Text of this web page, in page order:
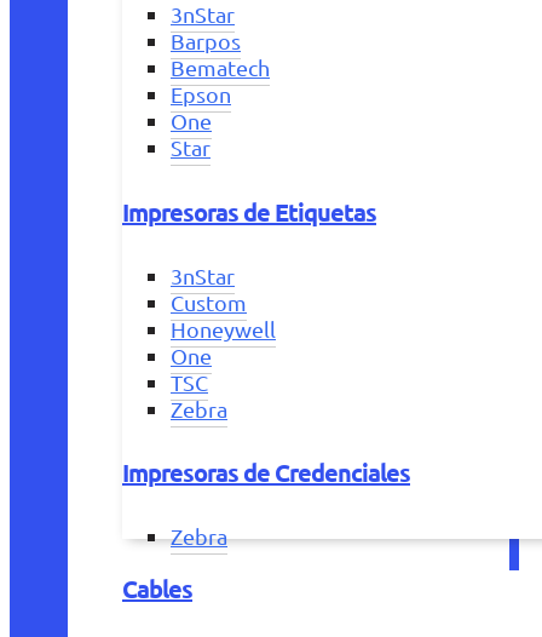
3nStar
Barpos
Bematech
Epson
One
Star
Impresoras de Etiquetas
3nStar
Custom
Honeywell
One
TSC
Zebra
Impresoras de Credenciales
Zebra
Cables